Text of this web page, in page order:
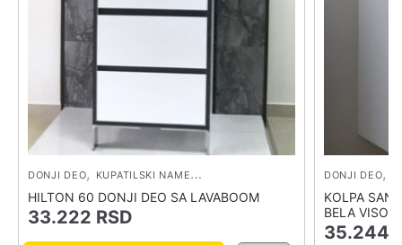
DONJI DEO, KUPATILSKI NAMEŠTAJ LAVABO SA ORMARIĆEM
HILTON 60 DONJI DEO SA LAVABOOM
33.222 RSD
DONJI DEO,
KOLPA SAN
BELA
35.244